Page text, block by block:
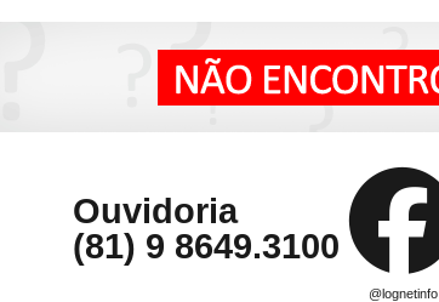
Ouvidoria
(81) 9 8649.3100
@lognetinfo